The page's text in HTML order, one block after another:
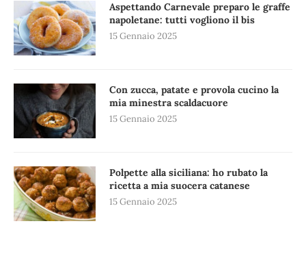
Aspettando Carnevale preparo le graffe
napoletane: tutti vogliono il bis
15 Gennaio 2025
Con zucca, patate e provola cucino la
mia minestra scaldacuore
15 Gennaio 2025
Polpette alla siciliana: ho rubato la
ricetta a mia suocera catanese
15 Gennaio 2025